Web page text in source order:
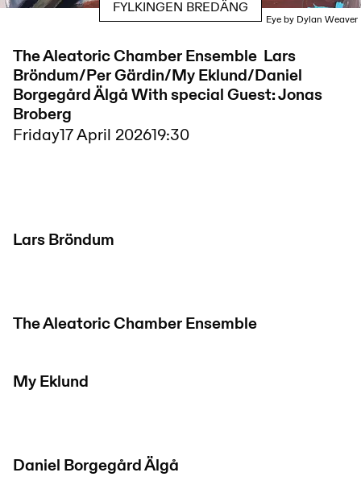
Eye by Dylan Weaver
FYLKINGEN BREDÄNG
The Aleatoric Chamber Ensemble Lars
Bröndum/Per Gärdin/My Eklund/Daniel
Borgegård Älgå With special Guest: Jonas
Broberg
Friday17 April 202619:30
Lars Bröndum
The Aleatoric Chamber Ensemble
My Eklund
Daniel Borgegård Älgå